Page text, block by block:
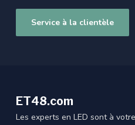
Service à la clientèle
ET48.com
Les experts en LED sont à